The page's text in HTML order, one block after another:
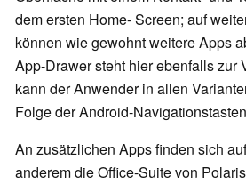
dem ersten Home- Screen; auf
können wie gewohnt weitere Apps
App-Drawer steht hier ebenfalls zur
kann der Anwender in allen
Folge der Android-
An zusätzlichen Apps finden sich
anderem die Office-Suite von